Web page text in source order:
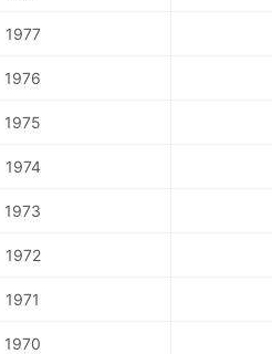
1977
1976
1975
1974
1973
1972
1971
1970